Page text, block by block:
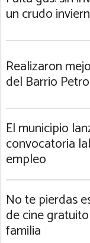
un crudo
Realizaron
del Barrio
El municipio
convocatoria
empleo
No te pierdas
de cine
familia